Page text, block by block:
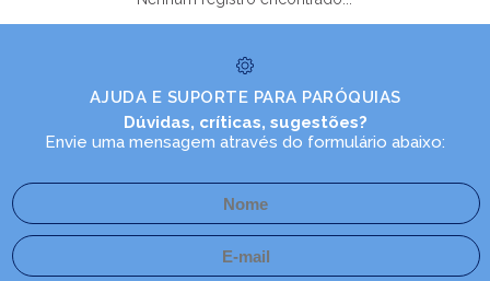
AJUDA E SUPORTE PARA PARÓQUIAS
Dúvidas, críticas, sugestões?
Envie uma mensagem através do formulário abaixo: